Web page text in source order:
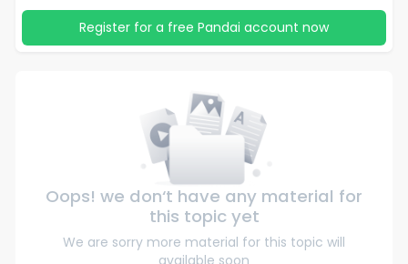
Register for a free Pandai account now
Oops! we don‘t have any material for
this topic yet
We are sorry more material for this topic will